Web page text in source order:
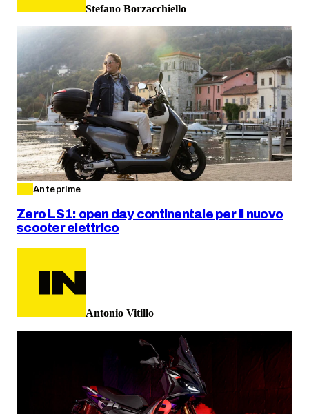
Stefano Borzacchiello
Anteprime
Zero LS1: open day continentale per il nuovo
scooter elettrico
Antonio Vitillo